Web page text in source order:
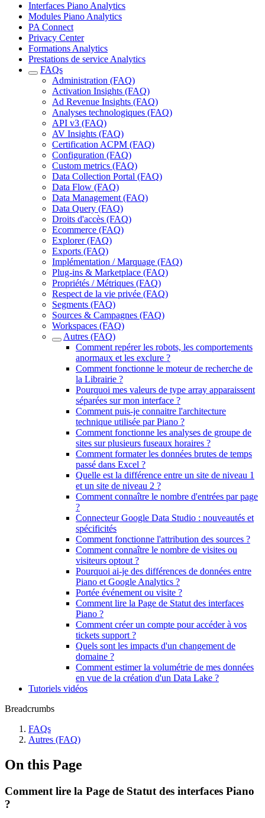
Interfaces Piano Analytics
Modules Piano Analytics
PA Connect
Privacy Center
Formations Analytics
Prestations de service Analytics
FAQs
Administration (FAQ)
Activation Insights (FAQ)
Ad Revenue Insights (FAQ)
Analyses technologiques (FAQ)
API v3 (FAQ)
AV Insights (FAQ)
Certification ACPM (FAQ)
Configuration (FAQ)
Custom metrics (FAQ)
Data Collection Portal (FAQ)
Data Flow (FAQ)
Data Management (FAQ)
Data Query (FAQ)
Droits d'accès (FAQ)
Ecommerce (FAQ)
Explorer (FAQ)
Exports (FAQ)
Implémentation / Marquage (FAQ)
Plug-ins & Marketplace (FAQ)
Propriétés / Métriques (FAQ)
Respect de la vie privée (FAQ)
Segments (FAQ)
Sources & Campagnes (FAQ)
Workspaces (FAQ)
Autres (FAQ)
Comment repérer les robots, les comportements
anormaux et les exclure ?
Comment fonctionne le moteur de recherche de
la Librairie ?
Pourquoi mes valeurs de type array apparaissent
séparées sur mon interface ?
Comment puis-je connaitre l'architecture
technique utilisée par Piano ?
Comment fonctionne les analyses de groupe de
sites sur plusieurs fuseaux horaires ?
Comment formater les données brutes de temps
passé dans Excel ?
Quelle est la différence entre un site de niveau 1
et un site de niveau 2 ?
Comment connaître le nombre d'entrées par page
?
Connecteur Google Data Studio : nouveautés et
spécificités
Comment fonctionne l'attribution des sources ?
Comment connaître le nombre de visites ou
visiteurs optout ?
Pourquoi ai-je des différences de données entre
Piano et Google Analytics ?
Portée événement ou visite ?
Comment lire la Page de Statut des interfaces
Piano ?
Comment créer un compte pour accéder à vos
tickets support ?
Quels sont les impacts d'un changement de
domaine ?
Comment estimer la volumétrie de mes données
en vue de la création d'un Data Lake ?
Tutoriels vidéos
Breadcrumbs
FAQs
Autres (FAQ)
On this Page
Comment lire la Page de Statut des interfaces Piano
?